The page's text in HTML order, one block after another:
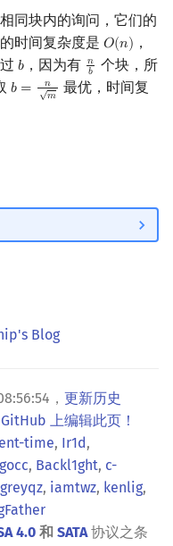
二次域
Pell 方程
同块内的询问，它们的
时间复杂度是 𝑂(𝑛)
O(n) ，
𝑏
b，因为有 𝑛
𝑏
nb个块，所
𝑏 = 𝑛
√
𝑚
b =n m
最优，时间复
Blog
， 更新历史
上编辑此页！
time, Ir1d ,
, Backl1ght, c-
greyqz, iamtwz, kenlig,
4.0 和 SATA协议之条